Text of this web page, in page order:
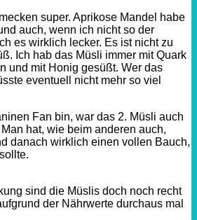
super. Aprikose Mandel habe
auch, wenn ich nicht so der
es wirklich lecker. Es ist nicht zu
Ich hab das Müsli immer mit Quark
und mit Honig gesüßt. Wer das
eventuell nicht mehr so viel
Fan bin, war das 2. Müsli auch
hat, wie beim anderen auch,
danach wirklich einen vollen Bauch,
sind die Müslis doch noch recht
der Nährwerte durchaus mal